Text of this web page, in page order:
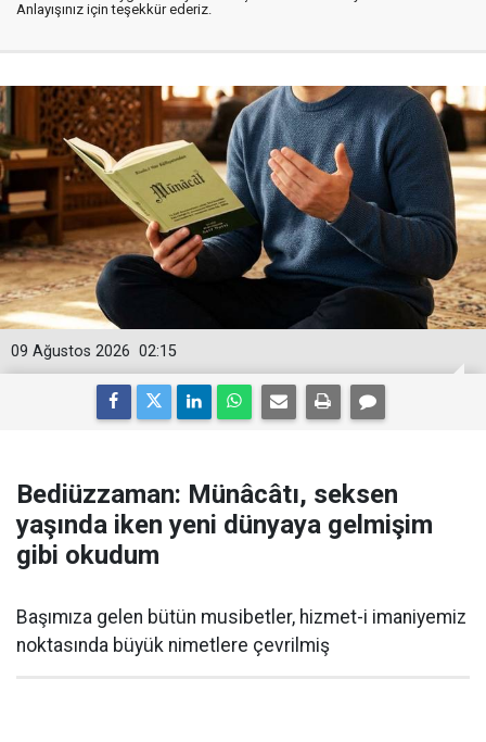
Anlayışınız için teşekkür ederiz.
02:15
09 Ağustos 2026
Bediüzzaman: Münâcâtı, seksen
yaşında iken yeni dünyaya gelmişim
gibi okudum
Başımıza gelen bütün musibetler, hizmet-i imaniyemiz
noktasında büyük nimetlere çevrilmiş